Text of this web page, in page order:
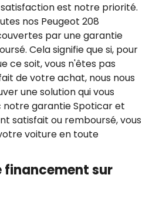
est notre priorité.
nos Peugeot 208
par une garantie
Cela signifie que si, pour
ce soit, vous n'êtes pas
de votre achat, nous nous
une solution qui vous
notre garantie Spoticar et
satisfait ou remboursé, vous
voiture en toute
financement sur